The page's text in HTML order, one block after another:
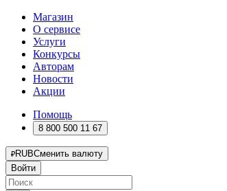
Магазин
О сервисе
Услуги
Конкурсы
Авторам
Новости
Акции
Помощь
8 800 500 11 67
RUBСменить валюту
Войти